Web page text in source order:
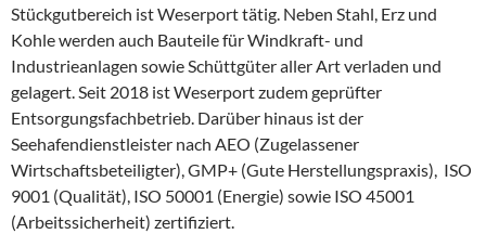
Stückgutbereich ist Weserport tätig. Neben Stahl, Erz und
Kohle werden auch Bauteile für Windkraft- und
Industrieanlagen sowie Schüttgüter aller Art verladen und
gelagert. Seit 2018 ist Weserport zudem geprüfter
Entsorgungsfachbetrieb. Darüber hinaus ist der
Seehafendienstleister nach AEO (Zugelassener
Wirtschaftsbeteiligter), GMP+ (Gute Herstellungspraxis), ISO
9001 (Qualität), ISO 50001 (Energie) sowie ISO 45001
(Arbeitssicherheit) zertifiziert.